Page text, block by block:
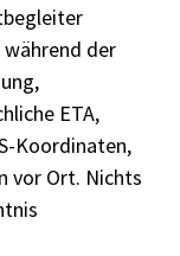
der
ETA,
Koordinaten,
vor Ort. Nichts